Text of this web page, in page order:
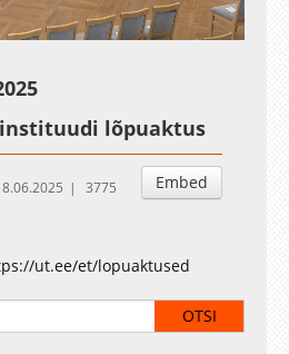
Esituskiirused
Auto
lõpuaktus
Embed
3775
ut.ee/et/lopuaktused